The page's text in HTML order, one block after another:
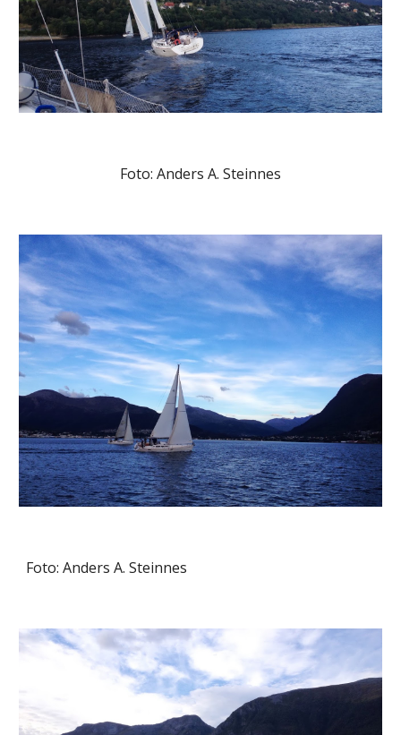
Foto: Anders A. Steinnes
Foto: Anders A. Steinnes